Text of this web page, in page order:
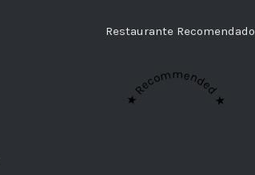
Restaurante Recomendado
★ Recommended ★